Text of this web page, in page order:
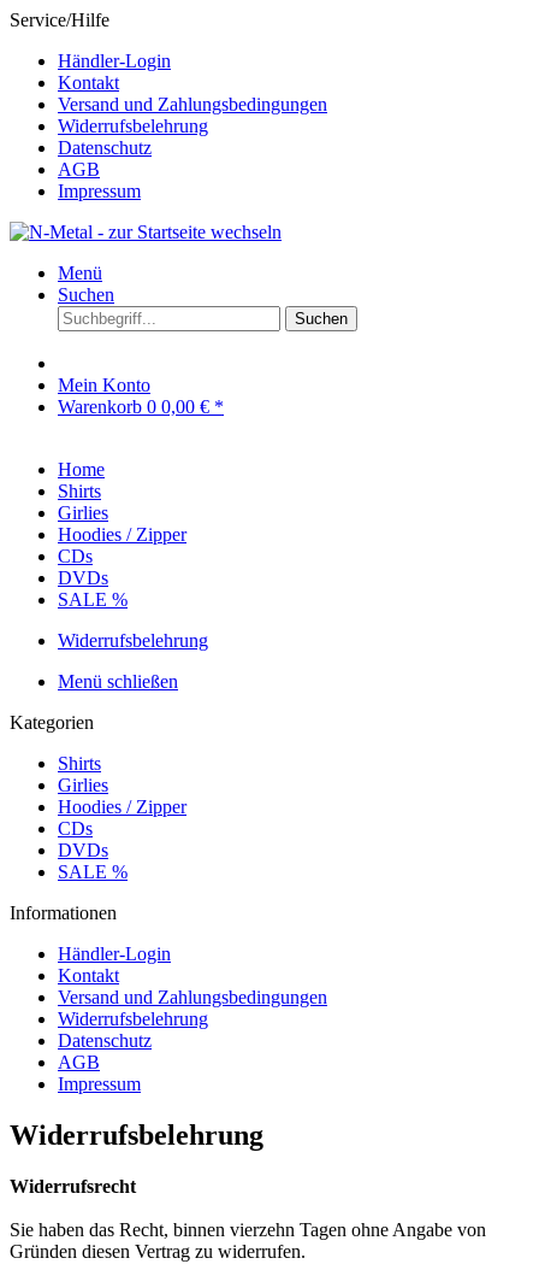
Service/Hilfe
Händler-Login
Kontakt
Versand und Zahlungsbedingungen
Widerrufsbelehrung
Datenschutz
AGB
Impressum
Menü
Suchen
Suchen
Mein Konto
Warenkorb 0 0,00 € *
Home
Shirts
Girlies
Hoodies / Zipper
CDs
DVDs
SALE %
Widerrufsbelehrung
Menü schließen
Kategorien
Shirts
Girlies
Hoodies / Zipper
CDs
DVDs
SALE %
Informationen
Händler-Login
Kontakt
Versand und Zahlungsbedingungen
Widerrufsbelehrung
Datenschutz
AGB
Impressum
Widerrufsbelehrung
Widerrufsrecht
Sie haben das Recht, binnen vierzehn Tagen ohne Angabe von
Gründen diesen Vertrag zu widerrufen.